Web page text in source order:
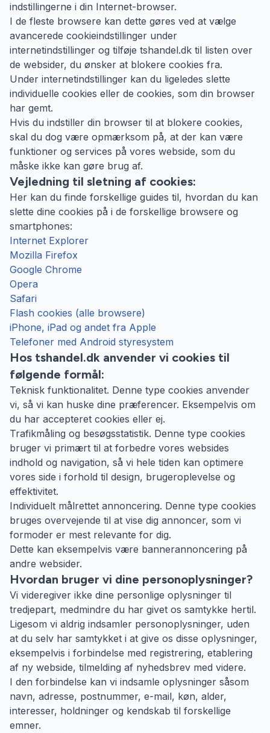
indstillingerne i din Internet-browser.
I de fleste browsere kan dette gøres ved at vælge
avancerede cookieindstillinger under
internetindstillinger og tilføje tshandel.dk til listen over
de websider, du ønsker at blokere cookies fra.
Under internetindstillinger kan du ligeledes slette
individuelle cookies eller de cookies, som din browser
har gemt.
Hvis du indstiller din browser til at blokere cookies,
skal du dog være opmærksom på, at der kan være
funktioner og services på vores webside, som du
måske ikke kan gøre brug af.
Vejledning til sletning af cookies:
Her kan du finde forskellige guides til, hvordan du kan
slette dine cookies på i de forskellige browsere og
smartphones:
Internet Explorer
Mozilla Firefox
Google Chrome
Opera
Safari
Flash cookies (alle browsere)
iPhone, iPad og andet fra Apple
Telefoner med Android styresystem
Hos tshandel.dk anvender vi cookies til
følgende formål:
Teknisk funktionalitet. Denne type cookies anvender
vi, så vi kan huske dine præferencer. Eksempelvis om
du har accepteret cookies eller ej.
Trafikmåling og besøgsstatistik. Denne type cookies
bruger vi primært til at forbedre vores websides
indhold og navigation, så vi hele tiden kan optimere
vores side i forhold til design, brugeroplevelse og
effektivitet.
Individuelt målrettet annoncering. Denne type cookies
bruges overvejende til at vise dig annoncer, som vi
formoder er mest relevante for dig.
Dette kan eksempelvis være bannerannoncering på
andre websider.
Hvordan bruger vi dine personoplysninger?
Vi videregiver ikke dine personlige oplysninger til
tredjepart, medmindre du har givet os samtykke hertil.
Ligesom vi aldrig indsamler personoplysninger, uden
at du selv har samtykket i at give os disse oplysninger,
eksempelvis i forbindelse med registrering, etablering
af ny webside, tilmelding af nyhedsbrev med videre.
I den forbindelse kan vi indsamle oplysninger såsom
navn, adresse, postnummer, e-mail, køn, alder,
interesser, holdninger og kendskab til forskellige
emner.